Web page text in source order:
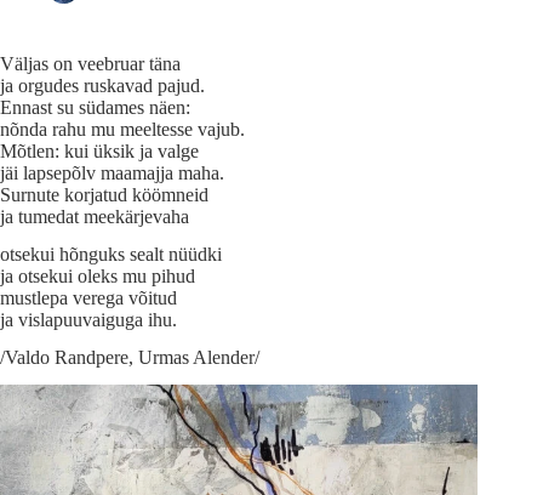
Väljas on veebruar täna
ja orgudes ruskavad pajud.
Ennast su südames näen:
nõnda rahu mu meeltesse vajub.
Mõtlen: kui üksik ja valge
jäi lapsepõlv maamajja maha.
Surnute korjatud köömneid
ja tumedat meekärjevaha
otsekui hõnguks sealt nüüdki
ja otsekui oleks mu pihud
mustlepa verega võitud
ja vislapuuvaiguga ihu.
/Valdo Randpere, Urmas Alender/